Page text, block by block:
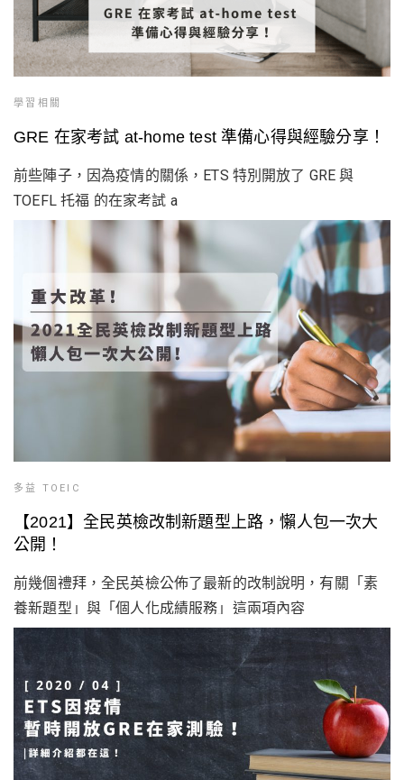
學習相關
GRE 在家考試 at-home test 準備心得與經驗分享！
前些陣子，因為疫情的關係，ETS 特別開放了 GRE 與
TOEFL 托福 的在家考試 a
多益 TOEIC
【2021】全民英檢改制新題型上路，懶人包一次大
公開！
前幾個禮拜，全民英檢公佈了最新的改制說明，有關「素
養新題型」與「個人化成績服務」這兩項內容